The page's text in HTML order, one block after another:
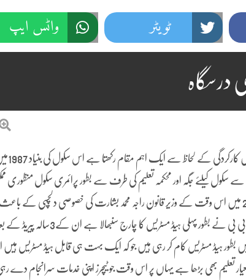
ٹویٹر واٹس ایپ
درسگاہ
گورنمنٹ گرلز ہائی سکول نوتھیہ اس وقت کلرسیداں میں
کیلئے جگہ اور محکمہ تعلیم کی طرف سے بطور پرائمری سکول منظوری
ہوئی ہے 1988میں اس کو مڈل کی حیثیت حاصل ہوئی ہے اور 2009 میں اس وقت کے وزیر قانون راجہ محمد بشارت کی خصوصی دلچسپی
درسگاہ کوہائی کا درجہ دے دیا گیا ہے ہائی کے درجہ ملنے کے بعد شکیلہ بی بی نے بطور پہلی ہیڈ مسٹریس کا چارج سنبھالا ہے ان کے3سالہ
بطور ہیڈ مسٹریس کام کر رہی ہیں جو کہ ایک بہت ہی قابل ہیڈ مسٹریس ہیں
تعلیم بھی بڑھا ہے یہاں پر اس وقت جو ٹیچرز اپنی خدمات سرانجام دے